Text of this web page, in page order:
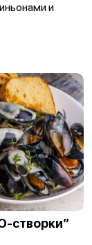
и
створки”